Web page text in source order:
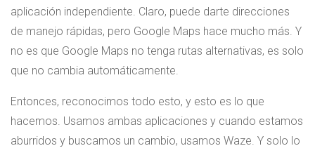
aplicación independiente. Claro, puede darte direcciones
de manejo rápidas, pero Google Maps hace mucho más. Y
no es que Google Maps no tenga rutas alternativas, es solo
que no cambia automáticamente.
Entonces, reconocimos todo esto, y esto es lo que
hacemos. Usamos ambas aplicaciones y cuando estamos
aburridos y buscamos un cambio, usamos Waze. Y solo lo